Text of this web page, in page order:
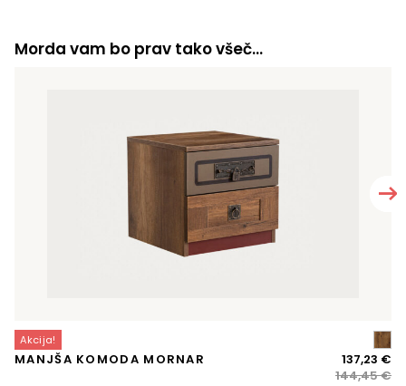
Morda vam bo prav tako všeč…
Akcija!
MANJŠA KOMODA MORNAR
144,45€
137,23 €